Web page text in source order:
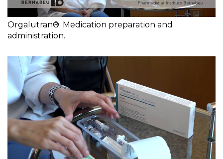
Orgalutran®: Medication preparation and
administration.